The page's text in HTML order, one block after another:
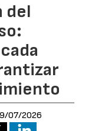
del
07/2026